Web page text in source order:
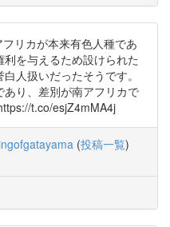
リカが本来有色人種であ
を与えるため設けられた
人扱いだったそうです。
り、差別が南アフリカで
t.co/esjZ4mMA4j
(投稿一覧)